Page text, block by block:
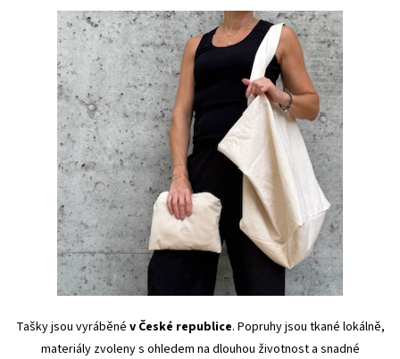
Tašky jsou vyráběné v České republice. Popruhy jsou tkané lokálně,
materiály zvoleny s ohledem na dlouhou životnost a snadné